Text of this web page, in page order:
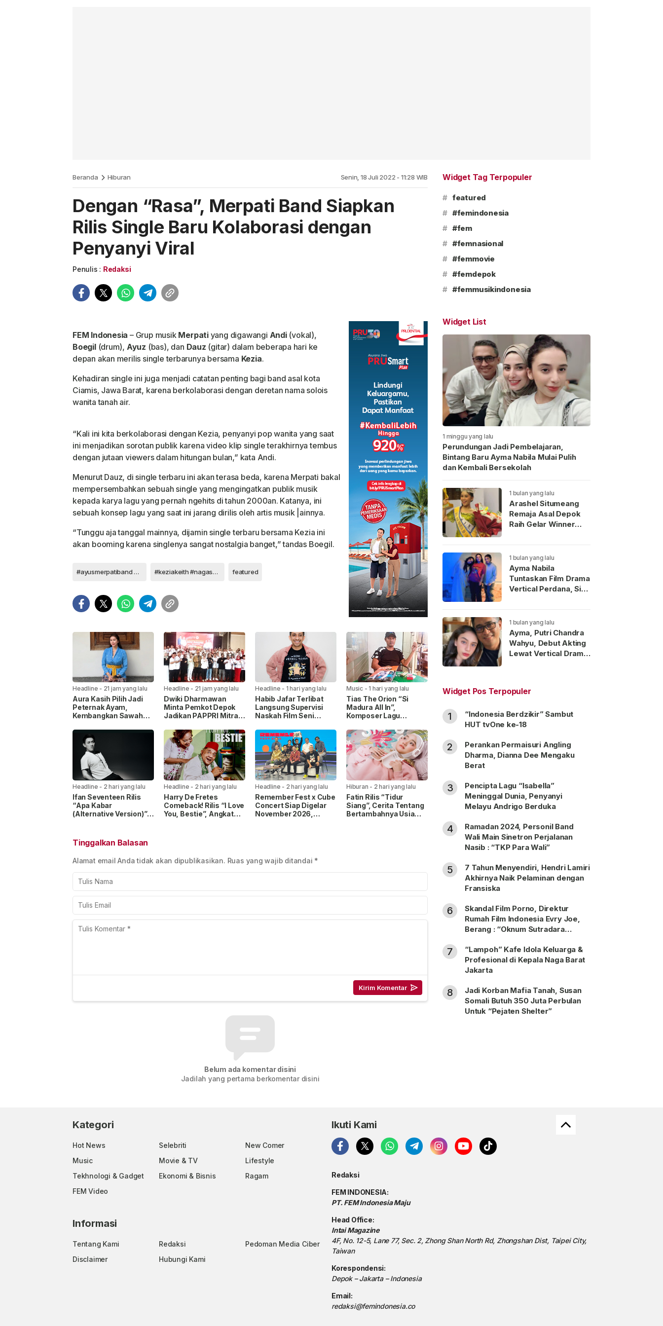
Beranda Hiburan Senin, 18 Juli 2022 - 11:28 WIB
Dengan “Rasa”, Merpati Band Siapkan
Rilis Single Baru Kolaborasi dengan
Penyanyi Viral
Penulis : Redaksi
FEM Indonesia – Grup musik Merpatiyang digawangi Andi(vokal),
Boegil (drum), Ayuz (bas), dan Dauz (gitar) dalam beberapa hari ke
depan akan merilis single terbarunya bersama Kezia.
Kehadiran single ini juga menjadi catatan penting bagi band asal kota
Ciamis, Jawa Barat, karena berkolaborasi dengan deretan nama solois
wanita tanah air.
“Kali ini kita berkolaborasi dengan Kezia, penyanyi pop wanita yang saat
ini menjadikan sorotan publik karenavideo klip single terakhirnya tembus
dengan jutaan viewers dalam hitungan bulan,” kata Andi.
Menurut Dauz, di single terbaru ini akan terasa beda, karena Merpati bakal
mempersembahkan sebuah single yang mengingatkan publik musik
kepada karya lagu yang pernah ngehits di tahun 2000an. Katanya, ini
sebuah konsep lagu yang saat ini jarang dirilis oleh artis musik |ainnya.
“Tunggu aja tanggal mainnya, dijamin single terbaru bersama Kezia ini
akan booming karena singlenya sangat nostalgia banget,” tandas Boegil.
#ayusmerpatiband #andimerpatiband #keziakeith #nagaswara featured
Headline - 21 jam yang lalu
Aura Kasih Pilih Jadi
Peternak Ayam,
Kembangkan Sawah
Ketahanan Pangan
Headline - 21 jam yang lalu
Dwiki Dharmawan
Minta Pemkot Depok
Jadikan PAPPRI Mitra
Pengembangan
Industri Musik
Headline - 1 hari yang lalu
Habib Jafar Terlibat
Langsung Supervisi
Naskah Film Seni
Keresahan Anak Muda
Music -1 hari yang lalu
Tias The Orion “Si
Madura All In”,
Komposer Lagu
Puluhan Juta Stream di
Spotify
Headline - 2 hari yang lalu
Ifan Seventeen Rilis
“Apa Kabar
(Alternative Version)”,
Headline - 2 hari yang lalu
Harry De Fretes
Comeback! Rilis “I Love
You, Bestie”, Angkat
Headline - 2 hari yang lalu
Remember Fest x Cube
Concert Siap Digelar
November 2026,
Hiburan - 2 hari yang lalu
Fatin Rilis “Tidur
Siang”, Cerita Tentang
Bertambahnya Usia
Tinggalkan Balasan
Alamat email Anda tidak akan dipublikasikan. Ruas yang wajib ditandai *
Belum ada komentar disini
Jadilah yang pertama berkomentar disini
Widget Tag Terpopuler
# featured
# #femindonesia
# #fem
# #femnasional
# #femmovie
# #femdepok
# #femmusikindonesia
Widget List
1 minggu yang lalu
Perundungan Jadi Pembelajaran,
Bintang Baru Ayma Nabila Mulai Pulih
dan Kembali Bersekolah
1 bulan yang lalu
Arashel Situmeang
Remaja Asal Depok
Raih Gelar Winner
1 bulan yang lalu
Ayma Nabila
Tuntaskan Film Drama
Vertical Perdana, Siap
Indonesia
1 bulan yang lalu
Ayma, Putri Chandra
Wahyu, Debut Akting
Lewat Vertical Drama
Widget Pos Terpopuler
1
“Indonesia Berdzikir” Sambut
HUT tvOne ke-18
2
Perankan Permaisuri Angling
Dharma, Dianna Dee Mengaku
Berat
3
Pencipta Lagu “Isabella”
Meninggal Dunia, Penyanyi
Melayu Andrigo Berduka
4
Ramadan 2024, Personil Band
Wali Main Sinetron Perjalanan
Nasib : “TKP Para Wali”
5
7 Tahun Menyendiri, Hendri Lamiri
Akhirnya Naik Pelaminan dengan
Fransiska
6
Skandal Film Porno, Direktur
Rumah Film Indonesia Evry Joe,
Berang : “Oknum Sutradara
7
“Lampoh” Kafe Idola Keluarga &
Profesional di Kepala Naga Barat
Jakarta
8
Jadi Korban Mafia Tanah, Susan
Somali Butuh 350 Juta Perbulan
Untuk “Pejaten Shelter”
Kategori
Hot News Selebriti
New Comer
Music
Movie & TV
Lifestyle
Tekhnologi & Gadget
Ekonomi & Bisnis
Ragam
FEM Video
Informasi
Tentang Kami Redaksi
Pedoman Media Ciber
Disclaimer
Hubungi Kami
Ikuti Kami
Redaksi
FEM INDONESIA:
PT. FEM Indonesia Maju
Head Office:
Intai Magazine
4F, No. 12-5, Lane 77, Sec. 2, Zhong Shan North Rd, Zhongshan Dist, Taipei City,
Taiwan
Korespondensi:
Depok – Jakarta – Indonesia
Email:
redaksi@femindonesia.co